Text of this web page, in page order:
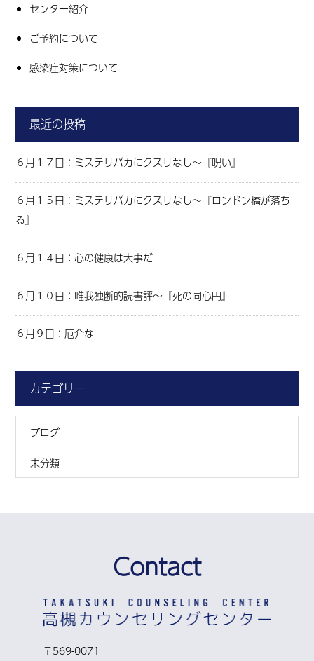
センター紹介
ご予約について
感染症対策について
最近の投稿
６月１７日：ミステリバカにクスリなし～『呪い』
６月１５日：ミステリバカにクスリなし～『ロンドン橋が落ち
る』
６月１４日：心の健康は大事だ
６月１０日：唯我独断的読書評～『死の同心円』
６月９日：厄介な
カテゴリー
ブログ
未分類
Contact
〒569-0071